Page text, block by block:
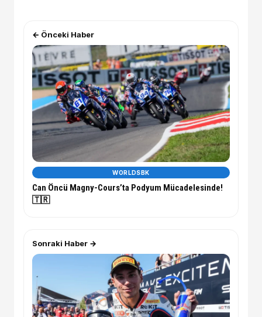
← Önceki Haber
WORLDSBK
Can Öncü Magny-Cours’ta Podyum Mücadelesinde!
🇹🇷
Sonraki Haber →